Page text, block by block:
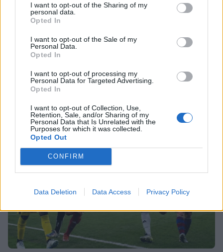
I want to opt-out of the Sharing of my
personal data.
Opted In
I want to opt-out of the Sale of my
Personal Data.
Opted In
I want to opt-out of processing my
Personal Data for Targeted Advertising.
Opted In
I want to opt-out of Collection, Use,
Retention, Sale, and/or Sharing of my
Personal Data that Is Unrelated with the
Purposes for which it was collected.
Opted Out
CONFIRM
Data Deletion Data Access Privacy Policy
πρωταγωνιστούν στη νέα σατιρική
κωμωδία της ΕΡΤ
SHOWBIZ
Idra Kayne: Παίρνω τον όποιο φόβο
και τον κάνω δύναμη
HOLLYWOOD
Μπραντ Πιτ που επέλεξαν μια
αλλιώτικη ζωή! Με τι ασχολούνται
SHOWBIZ
Τι είναι το «σύννεφο φωτιάς» -pyrocumulus ή
πυροσωρείτης: Δείτε βίντεο της πυρκαγιάς στον
Κιθαιρώνα